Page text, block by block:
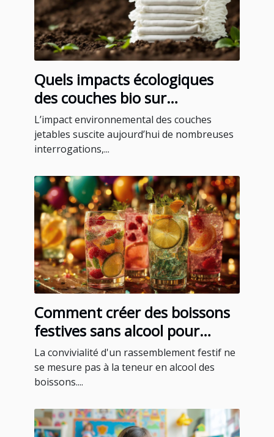
Quels impacts écologiques
des couches bio sur
l'environnement ?
L’impact environnemental des couches
jetables suscite aujourd’hui de nombreuses
interrogations,...
Comment créer des boissons
festives sans alcool pour
toutes les occasions
La convivialité d'un rassemblement festif ne
se mesure pas à la teneur en alcool des
boissons....